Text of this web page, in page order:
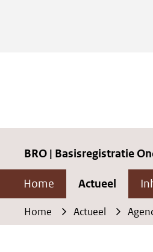
van
cookies
op
deze
website
worden
BRO | Basisregistratie
Home Actueel
Home Actueel